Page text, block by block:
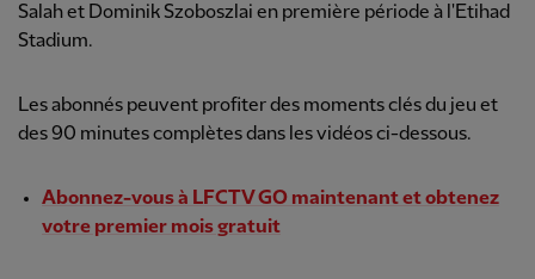
Salah et Dominik Szoboszlai en première période à l'Etihad
Stadium.
Les abonnés peuvent profiter des moments clés du jeu et
des 90 minutes complètes dans les vidéos ci-dessous.
Abonnez-vous à LFCTV GO maintenant et obtenez
votre premier mois gratuit